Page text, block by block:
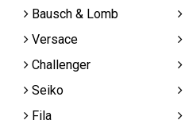
Bausch & Lomb
Versace
Challenger
Seiko
Fila